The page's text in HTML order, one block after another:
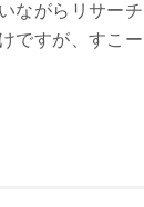
ながらリサーチ
ですが、すこー